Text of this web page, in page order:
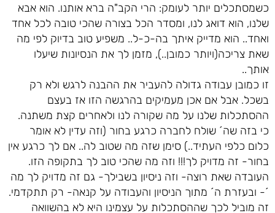
כשמסתכלים יותר לעומק: הרי הקב"ה ברא אותנו. הוא אבא
שלנו, הוא דואג לנו, ומסדר הכל בצורה שהכי טובה לכל אחד
ואחד.. הוא מדייק איתך בה-כ-ל.. משפיע טוב בדיוק לפי מה
שאת צריכה(ויותר כמובן..), מזמן לך את הנסיונות שיעלו
אותך..
זו כמובן עבודה גדולה להעביר את ההבנה לרגש ולא רק
בשכל. אבל אם אכן מעמיקים בהרגשה הזו אז בעצם
ההסתכלות שלנו על מה שקורה לנו ולאחרים קצת משתנה.
כי בזה שה´ שולח לחברה כרגע בחור (וזה עדין לא אומר
כלום כלפי העתיד..) סימן שזה מה שטוב לה.. אם לך כרגע אין
בחור- זה מדויק לך!!! וזה מה שהכי טוב לך בתקופה הזו.
העובדה שאת רוצה- וזה ניסיון בשבילך- גם זה מדויק לך מה
´- ובעזרת ה´ מתוך הניסיון והעבודה על קנאה- רק תתקדמי.
זה מוביל לכך שההסתכלות על עצמינו היא לא בהשוואה